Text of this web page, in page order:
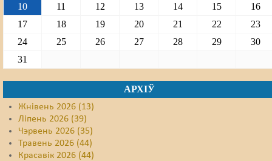
10
11 12 13 14 15
16
17
18 19 20 21 22
23
24
25 26 27 28 29
30
31
АРХІЎ
Жнівень 2026 (13)
Ліпень 2026 (39)
Чэрвень 2026 (35)
Травень 2026 (44)
Красавік 2026 (44)